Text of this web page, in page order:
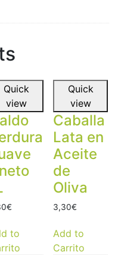
Quick
view
€
to
Quick
view
Caballa
Lata en
Aceite
de
Oliva
3,30€
Add to
Carrito